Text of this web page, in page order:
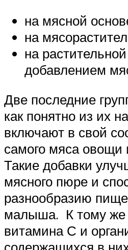
на мясной
на
на
добавлением
Две последние
как понятно из их
включают в свой
самого мяса овощи
Такие добавки
мясного пюре и
разнообразию
малыша. К тому же
витамина С и